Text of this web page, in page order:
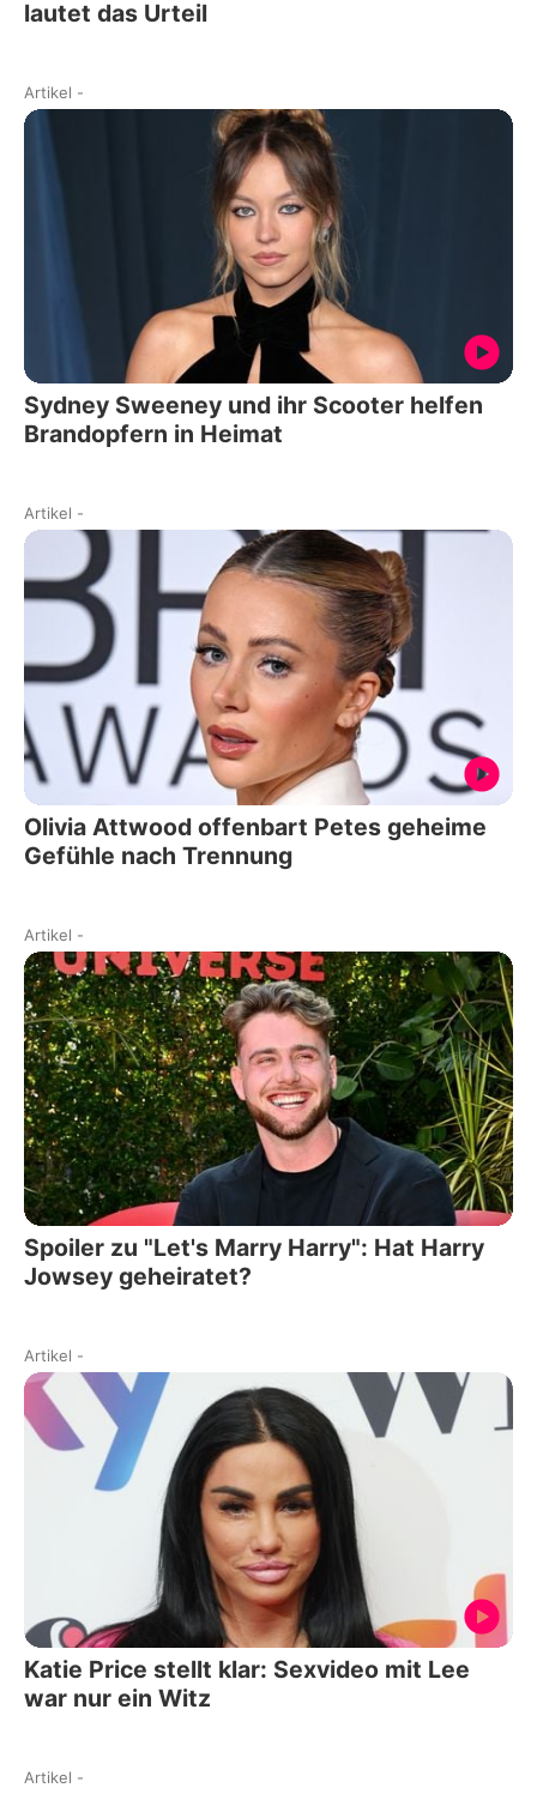
lautet das Urteil
Artikel -
Sydney Sweeney und ihr Scooter helfen
Brandopfern in Heimat
Artikel -
Olivia Attwood offenbart Petes geheime
Gefühle nach Trennung
Artikel -
Spoiler zu "Let's Marry Harry": Hat Harry
Jowsey geheiratet?
Artikel -
Katie Price stellt klar: Sexvideo mit Lee
war nur ein Witz
Artikel -